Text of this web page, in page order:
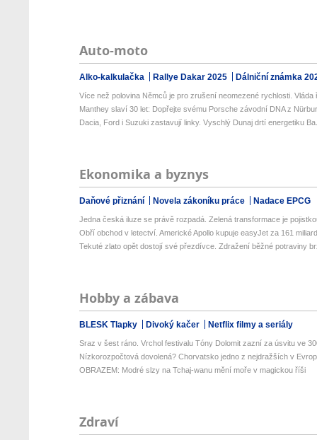
Auto-moto
Alko-kalkulačka Rallye Dakar 2025 Dálniční známka
Více než polovina Němců je pro zrušení neomezené rychlosti. Vláda
Manthey slaví 30 let: Dopřejte svému Porsche závodní DNA z
Dacia, Ford i Suzuki zastavují linky. Vyschlý Dunaj drtí energetiku
Ekonomika a byznys
Daňové přiznání Novela zákoníku práce Nadace EPCG
Jedna česká iluze se právě rozpadá. Zelená transformace je
Obří obchod v letectví. Americké Apollo kupuje easyJet za 161
Tekuté zlato opět dostojí své přezdívce. Zdražení běžné potraviny
Hobby a zábava
BLESK Tlapky Divoký kačer Netflix filmy a seriály
Sraz v šest ráno. Vrchol festivalu Tóny Dolomit zazní za úsvitu ve
Nízkorozpočtová dovolená? Chorvatsko jedno z nejdražších v
OBRAZEM: Modré slzy na Tchaj-wanu mění moře v magickou říši
Zdraví